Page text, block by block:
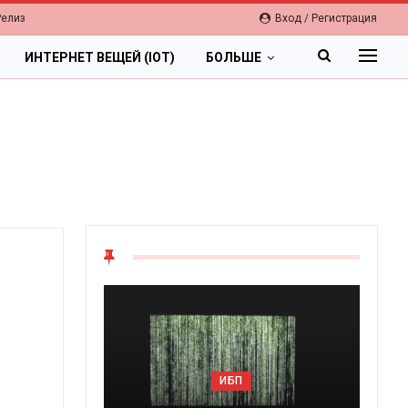
Вход / Регистрация
ИНТЕРНЕТ ВЕЩЕЙ (IOT) БОЛЬШЕ
ОБЛАКА
Цифровая экономика 2026.